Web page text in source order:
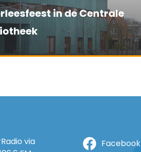
in de Centrale
via
Facebook